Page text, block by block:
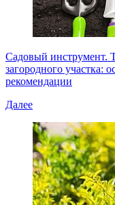
Садовый инструмент.
загородного участка:
рекомендации
Далее